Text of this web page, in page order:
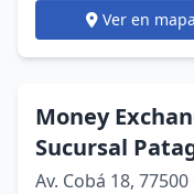
Ver en mapa
Money
Sucursal
Av. Cobá 18,